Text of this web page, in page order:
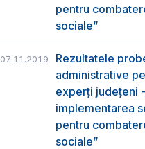
pentru
sociale”
07.11.2019
Rezultatele
administrative
experți județeni
implementarea
pentru
sociale”